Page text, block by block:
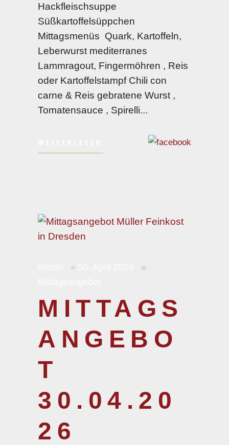
Hackfleischsuppe
Süßkartoffelsüppchen
Mittagsmenüs Quark, Kartoffeln,
Leberwurst mediterranes
Lammragout, Fingermöhren , Reis
oder Kartoffelstampf Chili con
carne & Reis gebratene Wurst ,
Tomatensauce , Spirelli
MITTAGS
ANGEBO
T
30.04.20
26